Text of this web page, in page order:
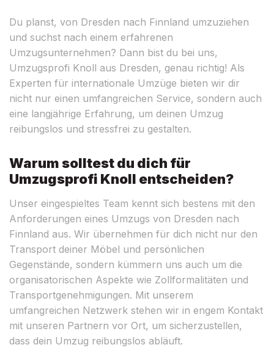
Du planst, von Dresden nach Finnland umzuziehen
und suchst nach einem erfahrenen
Umzugsunternehmen? Dann bist du bei uns,
Umzugsprofi Knoll aus Dresden, genau richtig! Als
Experten für internationale Umzüge bieten wir dir
nicht nur einen umfangreichen Service, sondern auch
eine langjährige Erfahrung, um deinen Umzug
reibungslos und stressfrei zu gestalten.
Warum solltest du dich für
Umzugsprofi Knoll entscheiden?
Unser eingespieltes Team kennt sich bestens mit den
Anforderungen eines Umzugs von Dresden nach
Finnland aus. Wir übernehmen für dich nicht nur den
Transport deiner Möbel und persönlichen
Gegenstände, sondern kümmern uns auch um die
organisatorischen Aspekte wie Zollformalitäten und
Transportgenehmigungen. Mit unserem
umfangreichen Netzwerk stehen wir in engem Kontakt
mit unseren Partnern vor Ort, um sicherzustellen,
dass dein Umzug reibungslos abläuft.